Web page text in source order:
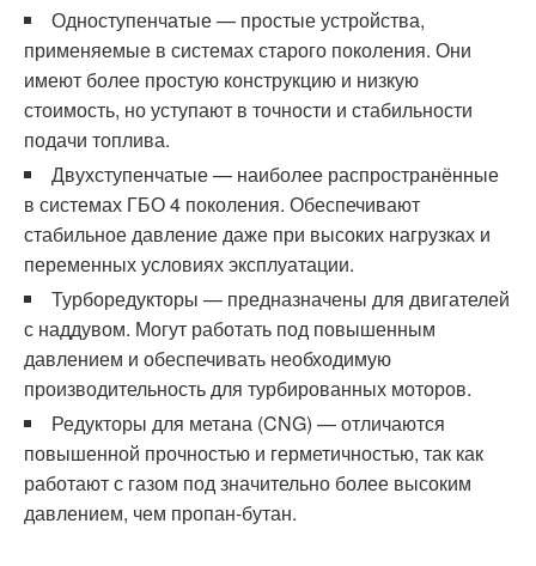
Одноступенчатые — простые устройства,
применяемые в системах старого поколения. Они
имеют более простую конструкцию и низкую
стоимость, но уступают в точности и стабильности
подачи топлива.
Двухступенчатые — наиболее распространённые
в системах ГБО 4 поколения. Обеспечивают
стабильное давление даже при высоких нагрузках и
переменных условиях эксплуатации.
Турборедукторы — предназначены для двигателей
с наддувом. Могут работать под повышенным
давлением и обеспечивать необходимую
производительность для турбированных моторов.
Редукторы для метана (CNG) — отличаются
повышенной прочностью и герметичностью, так как
работают с газом под значительно более высоким
давлением, чем пропан-бутан.